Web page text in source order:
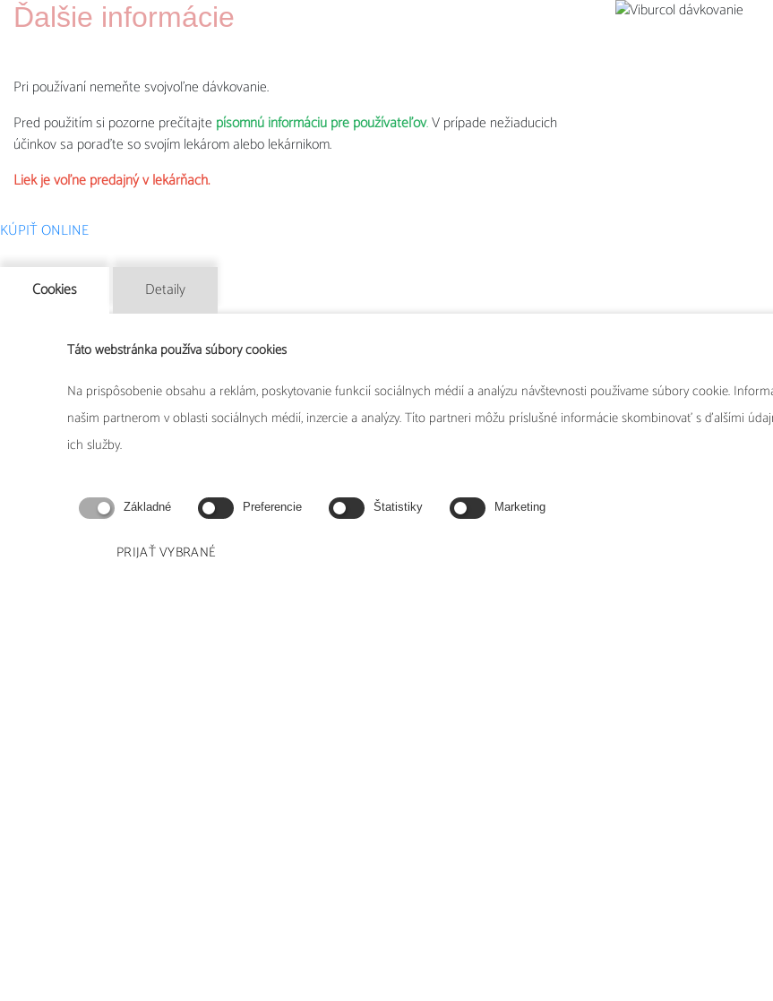
Ďalšie informácie
Pri používaní nemeňte svojvoľne dávkovanie.
Pred použitím si pozorne prečítajte písomnú informáciu pre používateľov.V prípade nežiaducich
účinkov sa poraďte so svojím lekárom alebo lekárnikom.
Liek je voľne predajný v lekárňach.
KÚPIŤ ONLINE
Od spoločnosti HEEL tiež odporúčame
Lymphomyosot
Na podporu imunity, lymfodrenáž.
Cookies Detaily
Táto webstránka používa súbory cookies
Na prispôsobenie obsahu a reklám, poskytovanie funkcií sociálnych médií a analýzu návštevnosti používame súbory cookie.
našim partnerom v oblasti sociálnych médií, inzercie a analýzy. Títo partneri môžu príslušné informácie skombinovať s ďalšími
ich služby.
Základné Preferencie Štatistiky Marketing
PRIJAŤ VYBRANÉ